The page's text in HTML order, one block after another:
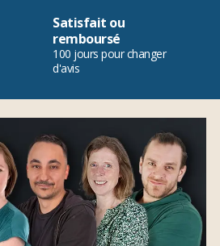
Satisfait ou
remboursé
100 jours pour changer
d'avis